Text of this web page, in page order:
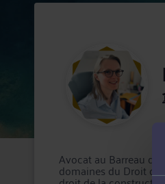
Avocat au Barreau de
domaines du Droit